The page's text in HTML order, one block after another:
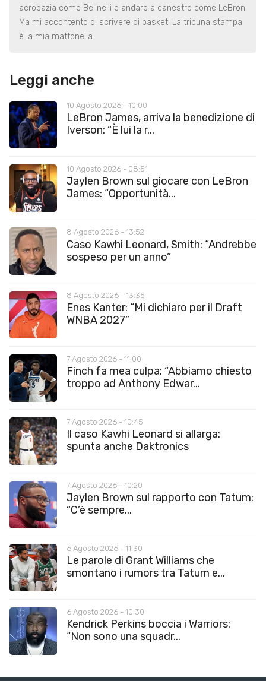
acrobazia come Belinelli e andare a canestro come LeBron.
Ma mi accontento di scrivere di basket. La tribuna stampa
è la mia mattonella.
Leggi anche
10 Agosto 2026 - 10:00
LeBron James, arriva la benedizione di
Iverson: “È lui la r...
10 Agosto 2026 - 08:51
Jaylen Brown sul giocare con LeBron
James: “Opportunità...
8 Agosto 2026 - 13:52
Caso Kawhi Leonard, Smith: “Andrebbe
sospeso per un anno”
8 Agosto 2026 - 13:35
Enes Kanter: “Mi dichiaro per il Draft
WNBA 2027”
7 Agosto 2026 - 11:00
Finch fa mea culpa: “Abbiamo chiesto
troppo ad Anthony Edwar...
7 Agosto 2026 - 10:45
Il caso Kawhi Leonard si allarga:
spunta anche Daktronics
7 Agosto 2026 - 10:20
Jaylen Brown sul rapporto con Tatum:
“C’è sempre...
6 Agosto 2026 - 11:30
Le parole di Grant Williams che
smontano i rumors tra Tatum e...
6 Agosto 2026 - 10:30
Kendrick Perkins boccia i Warriors:
“Non sono una squadr...